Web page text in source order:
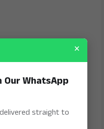
×
Our WhatsApp
straight to